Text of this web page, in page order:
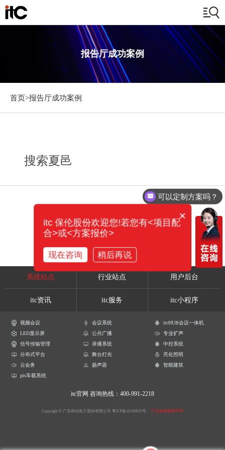
报告厅成功案例
首页>报告厅成功案例
搜索夏邑
系统站点 行业站点 用户后台
itc资讯 itc服务 itc小程序
视频会议 会议系统
itcHUB会议一体机
LED显示屏
公共广播
专业扩声
信号传输管理
录播系统
中控系统
分布式平台
舞台灯光
亮化照明
云会务
扬声器
智能建筑
pis车载系统
itc官网 咨询热线：400-991-2218
Copyright © 广东保伦电子股份有限公司 粤ICP备16106620号 产品参数解释声明
可以定制方案吗？
×
itc 保伦股份欢迎您!若您有<项目配
合>或<方案报价>
现在咨询 稍后再说